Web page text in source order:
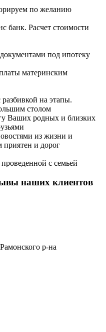
по желанию
банк. Расчет стоимости
под ипотеку
материнским
на этапы.
столом
Ваших родных и близких
из жизни и
приятен и дорог
с семьей
наших клиентов
р-на